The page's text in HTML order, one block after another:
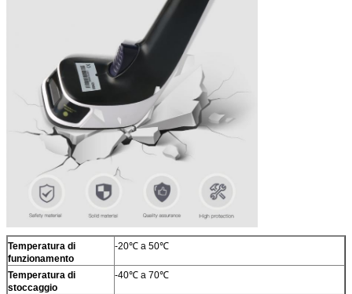
Temperatura di
funzionamento
-20℃ a 50℃
Temperatura di
stoccaggio
-40℃ a 70℃